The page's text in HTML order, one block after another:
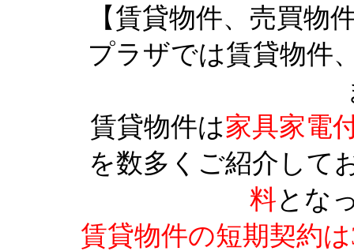
【賃貸物件、売買物
プラザでは賃貸物件
賃貸物件は家具家電
を数多くご紹介して
料とな
賃貸物件の短期契約